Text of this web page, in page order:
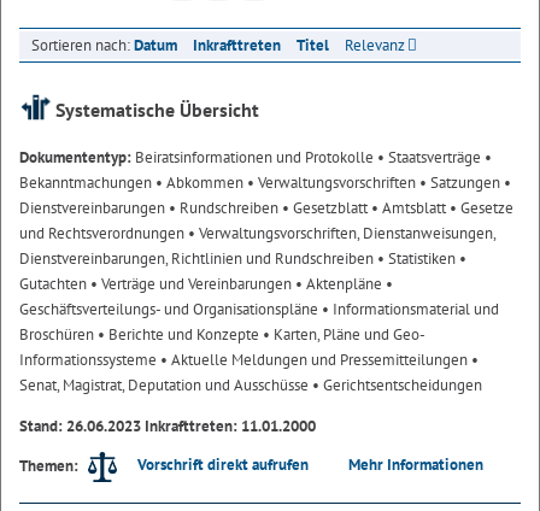
Sortieren nach:Datum Inkrafttreten Titel Relevanz
Systematische Übersicht
Dokumententyp: Beiratsinformationen und Protokolle • Staatsverträge •
Bekanntmachungen • Abkommen • Verwaltungsvorschriften • Satzungen •
Dienstvereinbarungen • Rundschreiben • Gesetzblatt• Amtsblatt• Gesetze
und Rechtsverordnungen • Verwaltungsvorschriften, Dienstanweisungen,
Dienstvereinbarungen, Richtlinien und Rundschreiben • Statistiken •
Gutachten • Verträge und Vereinbarungen • Aktenpläne •
Geschäftsverteilungs- und Organisationspläne • Informationsmaterial und
Broschüren • Berichte und Konzepte • Karten, Pläne und Geo-
Informationssysteme • Aktuelle Meldungen und Pressemitteilungen •
Senat, Magistrat, Deputation und Ausschüsse • Gerichtsentscheidungen
Stand: 26.06.2023 Inkrafttreten: 11.01.2000
Themen:
Vorschrift direkt aufrufen Mehr Informationen